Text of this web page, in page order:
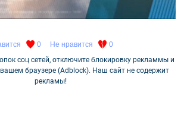
0 Не нравится
0
соц сетей, отключите блокировку рекламмы и
вашем браузере (Adblock). Наш сайт не содержит
рекламы!